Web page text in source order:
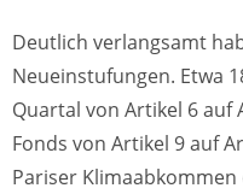
Deutlich verlangsamt
Neueinstufungen. Etwa
Quartal von Artikel 6 auf
Fonds von Artikel 9 auf
Pariser